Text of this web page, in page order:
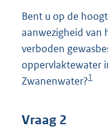
Bent u op de
aanwezigheid van
verboden
oppervlaktewater
Zwanenwater?1
Vraag 2